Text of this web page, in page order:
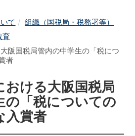
て
組織（国税局・税務署等）
育
阪国税局管内の中学生の「税につ
者
おける大阪国税局
の「税についての
入賞者